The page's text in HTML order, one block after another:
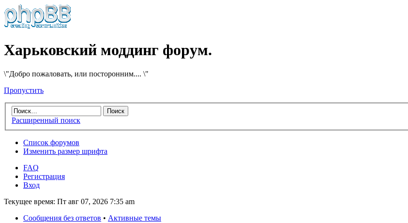
Харьковский моддинг форум.
\"Добро пожаловать, или посторонним.... \"
Пропустить
Расширенный поиск
Список форумов
Изменить размер шрифта
FAQ
Регистрация
Вход
Текущее время: Пт авг 07, 2026 7:35 am
Сообщения без ответов • Активные темы